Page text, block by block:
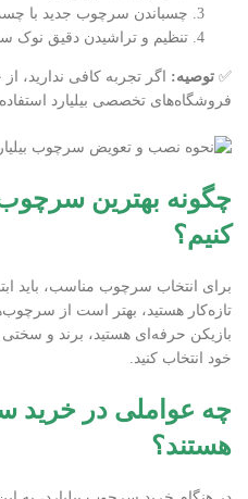
چسباندن سرچوب جدید با
تنظیم و تراشیدن دقیق نوک
✅ توصیه: اگر تجربه کافی ندارید،
فروشگاه‌های تخصصی بیلیارد استفاده
چگونه بهترین سرچوب
کنیم؟
برای انتخاب سرچوب مناسب، باید
تازه‌کار هستید، بهتر است از
بازیکن حرفه‌ای هستید، برند و
خود انتخاب کنید.
چه عواملی در خرید
هستند؟